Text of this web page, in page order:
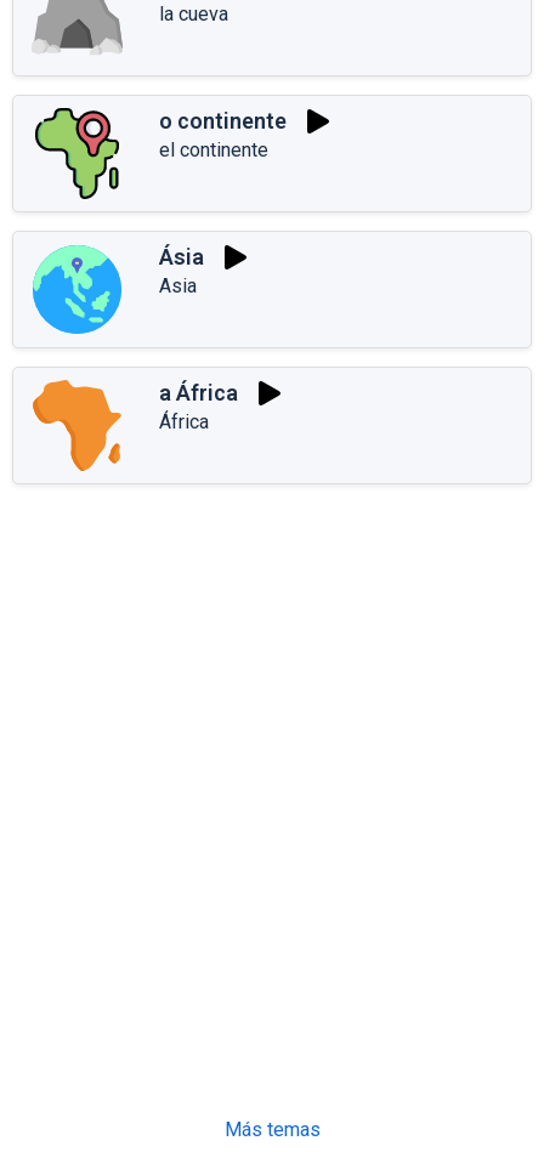
la cueva
o continente
el continente
Ásia
Asia
a África
África
Más temas